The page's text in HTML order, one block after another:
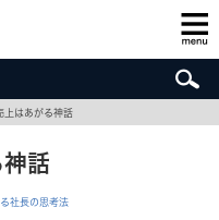
はあがる神話
話
社長の思考法